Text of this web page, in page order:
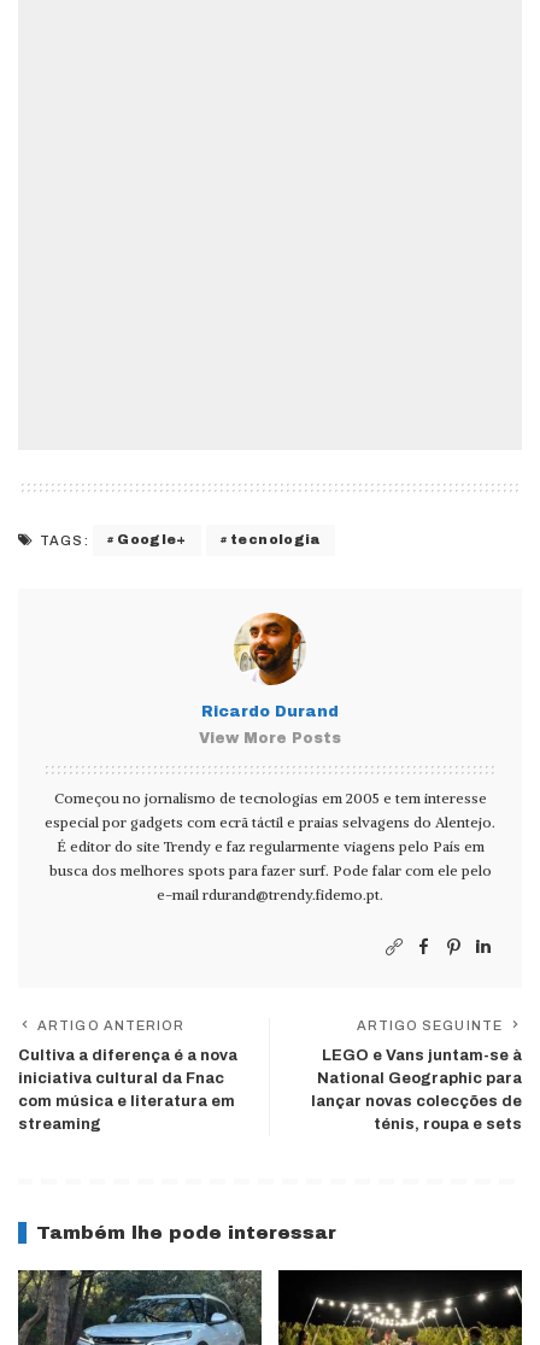
TAGS: Google+ tecnologia
Ricardo Durand
View More Posts
Começou no jornalismo de tecnologias em 2005 e tem interesse
especial por gadgets com ecrã táctil e praias selvagens do Alentejo.
É editor do site Trendy e faz regularmente viagens pelo País em
busca dos melhores spots para fazer surf. Pode falar com ele pelo
e-mail rdurand@trendy.fidemo.pt.
ARTIGO ANTERIOR
Cultiva a diferença é a nova
iniciativa cultural da Fnac
com música e literatura em
streaming
ARTIGO SEGUINTE
LEGO e Vans juntam-se à
National Geographic para
lançar novas colecções de
ténis, roupa e sets
Também lhe pode interessar